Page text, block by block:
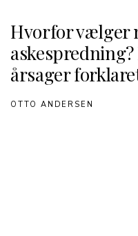
Hvorfor vælger
årsager
OTTO ANDERSEN